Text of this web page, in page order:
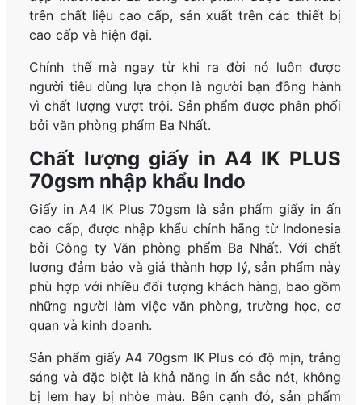
trên chất liệu cao cấp, sản xuất trên các thiết bị
cao cấp và hiện đại.
Chính thế mà ngay từ khi ra đời nó luôn được
người tiêu dùng lựa chọn là người bạn đồng hành
vì chất lượng vượt trội. Sản phẩm được phân phối
bởi văn phòng phẩm Ba Nhất.
Chất lượng giấy in A4 IK PLUS
70gsm nhập khẩu Indo
Giấy in A4 IK Plus 70gsm là sản phẩm giấy in ấn
cao cấp, được nhập khẩu chính hãng từ Indonesia
bởi Công ty Văn phòng phẩm Ba Nhất. Với chất
lượng đảm bảo và giá thành hợp lý, sản phẩm này
phù hợp với nhiều đối tượng khách hàng, bao gồm
những người làm việc văn phòng, trường học, cơ
quan và kinh doanh.
Sản phẩm giấy A4 70gsm IK Plus có độ mịn, trắng
sáng và đặc biệt là khả năng in ấn sắc nét, không
bị lem hay bị nhòe màu. Bên cạnh đó, sản phẩm